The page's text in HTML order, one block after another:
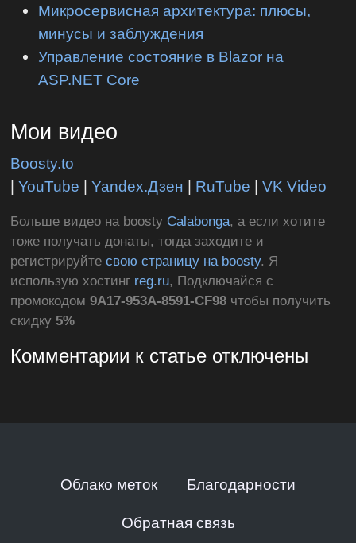
Микросервисная архитектура: плюсы,
минусы и заблуждения
Управление состояние в Blazor на
ASP.NET Core
Мои видео
Boosty.to
|YouTube |Yandex.Дзен | RuTube |VK Video
Больше видео на boosty Calabonga, а если хотите
тоже получать донаты, тогда заходите и
регистрируйтесвою страницу на boosty. Я
использую хостинг reg.ru, Подключайся с
промокодом9A17-953A-8591-CF98 чтобы получить
скидку5%
Комментарии к статье отключены
Облако меток Благодарности
Обратная связь